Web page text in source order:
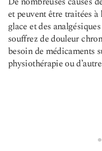
et peuvent être traitées
glace et des
souffrez de douleur
besoin de médicaments
physiothérapie ou